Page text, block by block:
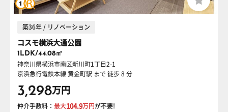
築36年 / リノベーション
コスモ横浜大通公園
1LDK/44.08㎡
神奈川県横浜市南区新川町1丁目2-1
京浜急行電鉄本線 黄金町駅 まで 徒歩 8 分
3,298万円
仲介手数料： 最大104.9万円が不要!